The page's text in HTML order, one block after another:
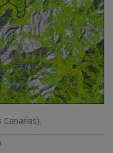
Canarias).